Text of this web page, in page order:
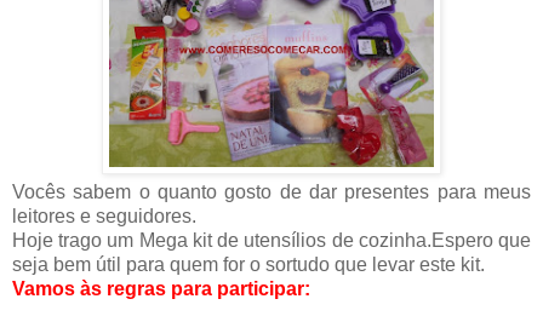
Vocês sabem o quanto gosto de dar presentes para meus
leitores e seguidores.
Hoje trago um Mega kit de utensílios de cozinha.Espero que
seja bem útil para quem for o sortudo que levar este kit.
Vamos às regras para participar: